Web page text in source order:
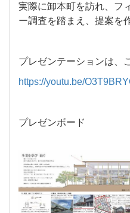
実際に卸本町を訪れ、フ
ー調査を踏まえ、提案を
プレゼンテーションは、
https://youtu.be/
プレゼンボード